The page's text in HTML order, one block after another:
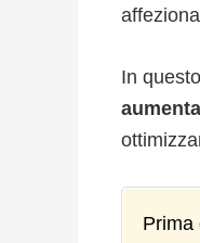
In
Prima